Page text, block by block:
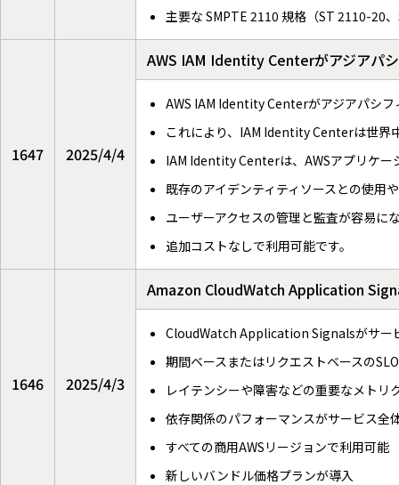
主要な SMPTE 2110 規格（ST 2110-20
1647 2025/4/4
AWS IAM Identity Centerがアジアパ
AWS IAM Identity Centerがアジアパシ
これにより、IAM Identity Centerは世界
IAM Identity Centerは、AWSアプリケー
既存のアイデンティティソースとの使用
ユーザーアクセスの管理と監査が容易に
追加コストなしで利用可能です。
1646 2025/4/3
Amazon CloudWatch Application
CloudWatch Application Signalsがサー
期間ベースまたはリクエストベースの
レイテンシーや障害などの重要なメトリ
依存関係のパフォーマンスがサービス全
すべての商用AWSリージョンで利用可能
新しいバンドル価格プランが導入